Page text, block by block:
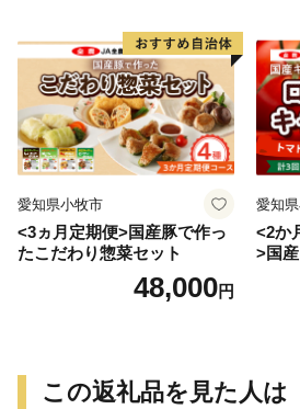
愛知県小牧市
<3ヵ月定期便>国産豚で作っ
たこだわり惣菜セット
48,000円
愛知
<2か
>国
ルキ
この返礼品を見た人は